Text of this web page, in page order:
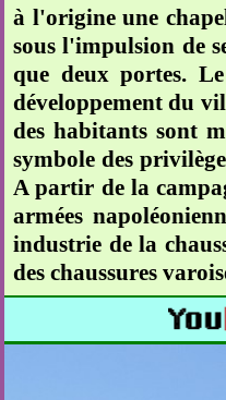
à l'origine une
sous l'impulsion de
que deux portes.
développement du
des habitants sont
symbole des
A partir de la
armées
industrie de la
des chaussures